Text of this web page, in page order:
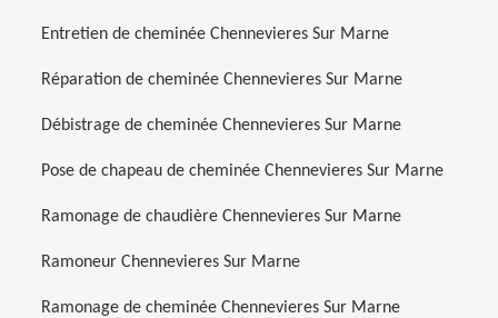
Entretien de cheminée Chennevieres Sur Marne
Réparation de cheminée Chennevieres Sur Marne
Débistrage de cheminée Chennevieres Sur Marne
Pose de chapeau de cheminée Chennevieres Sur Marne
Ramonage de chaudière Chennevieres Sur Marne
Ramoneur Chennevieres Sur Marne
Ramonage de cheminée Chennevieres Sur Marne